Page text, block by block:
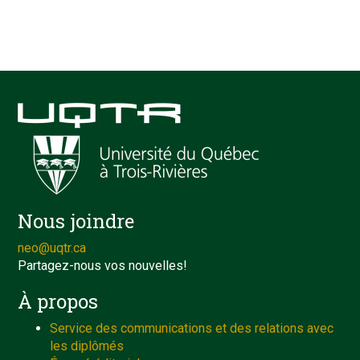
Nous joindre
neo@uqtr.ca
Partagez-nous vos nouvelles!
À propos
Service des communications et des relations avec
les diplômés